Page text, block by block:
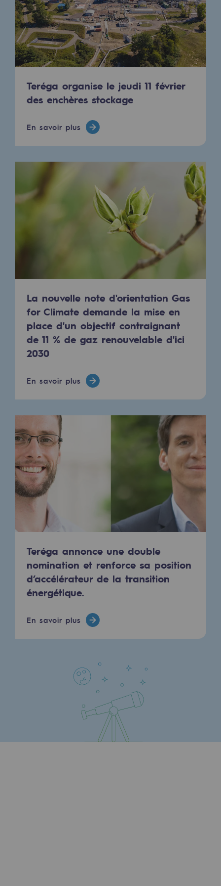
Territorial
Engagements auprès des territoires
Social
Notre investissement dans les
Mixité et égalité Femme-Homme
Sécurité
PARI 2035, le programme de sécurité
Sécurité et cybersécurité
Santé et sécurité au travail
Sécurité industrielle
Gouvernance responsable
Gouvernance responsable
CADRE, le programme gouvernance
Éthique et conformité
Achats responsables
Fonds de dotation
Fonds de dotation
Présentation du fonds de dotation
Gouvernance du fonds de dotation et
Soumettre un projet
Nos activités
Nos activités
Transport de gaz
Transport de gaz
Raccordement au réseau de gaz
Stockage de gaz
Stockage de gaz
Teréga organise le jeudi 11 février
des enchères stockage
En savoir plus
La nouvelle note d'orientation Gas
for Climate demande la mise en
place d'un objectif contraignant
de 11 % de gaz renouvelable d'ici
2030
En savoir plus
Teréga annonce une double
nomination et renforce sa position
d’accélérateur de la transition
énergétique.
En savoir plus